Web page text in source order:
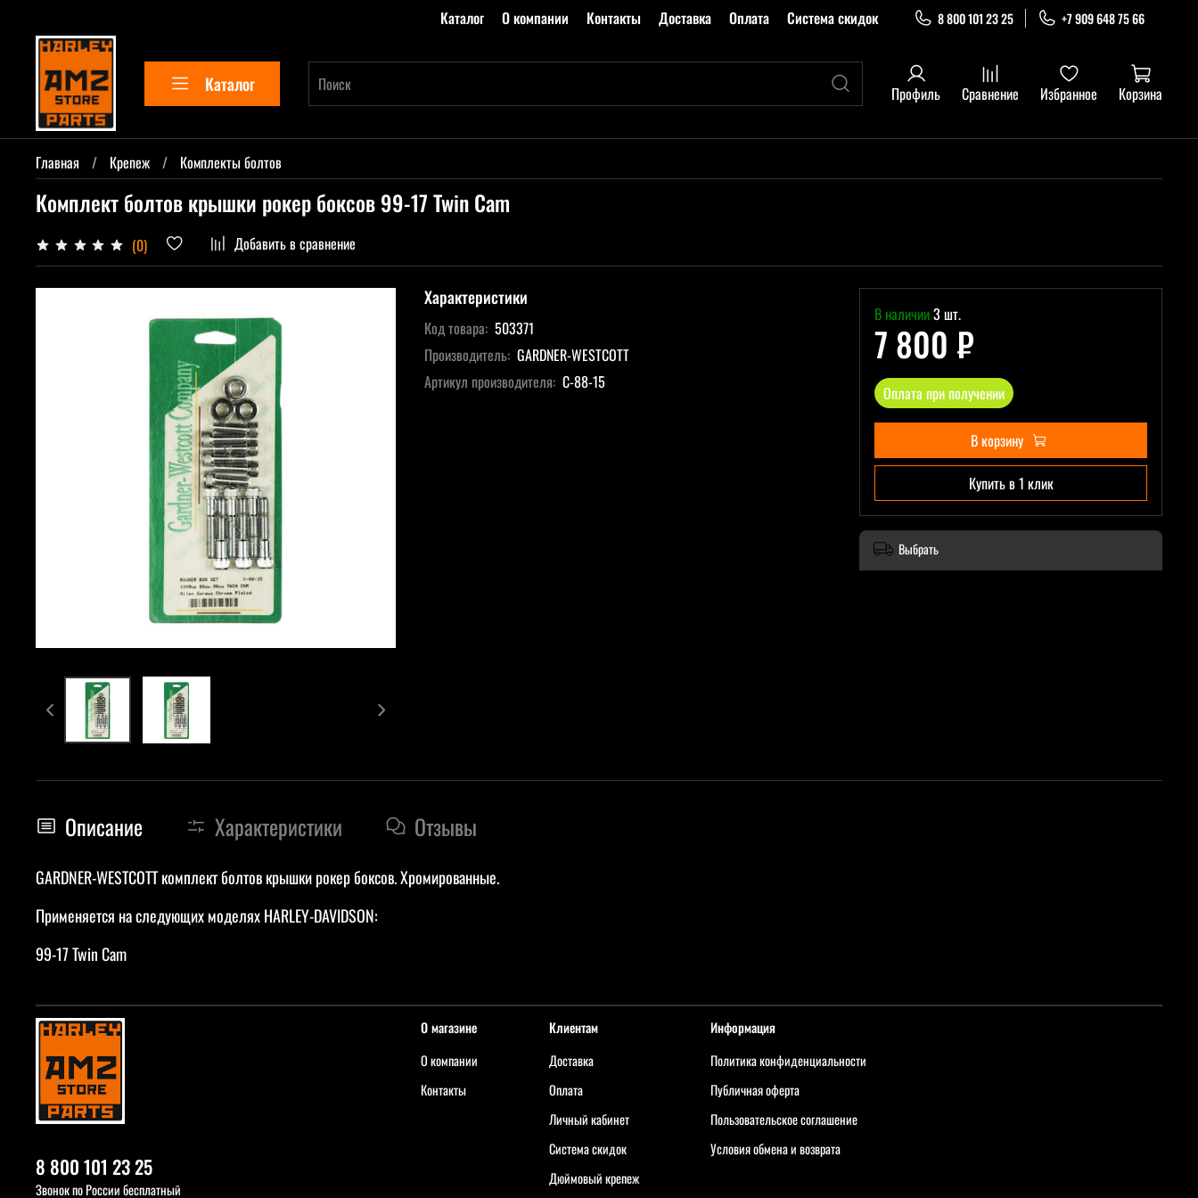
Каталог О компании Контакты Доставка Оплата Система скидок 8 800 101 23 25 +7 909 648 75 66
Каталог Профиль Сравнение Избранное Корзина
Главная Крепеж Комплекты болтов
Комплект болтов крышки рокер боксов 99-17 Twin Cam
(0) Добавить в сравнение
Характеристики
Код товара: 503371
Производитель: GARDNER-WESTCOTT
Артикул производителя: C-88-15
В наличии3 шт.
7 800 ₽
Оплата при получении
В корзину
Купить в 1 клик
Выбрать
Описание Характеристики Отзывы
GARDNER-WESTCOTT комплект болтов крышки рокер боксов. Хромированные.
Применяется на следующих моделях HARLEY-DAVIDSON:
99-17 Twin Cam
О магазине
О компании
Контакты
Клиентам
Доставка
Оплата
Личный кабинет
Система скидок
Дюймовый крепеж
Информация
Политика конфиденциальности
Публичная оферта
Пользовательское соглашение
Условия обмена и возврата
8 800 101 23 25
Звонок по России бесплатный